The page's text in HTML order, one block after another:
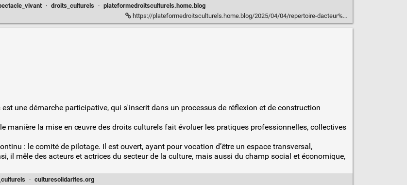
· droits_culturels · plateformedroitsculturels.home.blog
https://plateformedroitsculturels.home.blog/2025/04/04/repertoire-dacteur%C2%B7ices-et-initiatives-autour-des-droits-culturels/
une démarche participative, qui s'inscrit dans un processus de réflexion et de construction
manière la mise en œuvre des droits culturels fait évoluer les pratiques professionnelles, collectives
: le comité de pilotage. Il est ouvert, ayant pour vocation d’être un espace transversal,
il mêle des acteurs et actrices du secteur de la culture, mais aussi du champ social et économique,
· culturesolidarites.org